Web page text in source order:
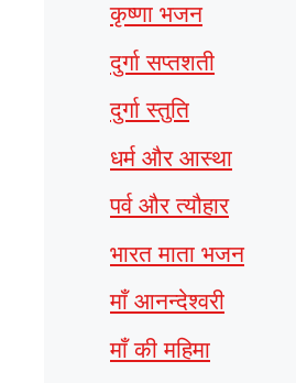
कृष्णा भजन
दुर्गा सप्तशती
दुर्गा स्तुति
धर्म और आस्था
पर्व और त्यौहार
भारत माता भजन
माँ आनन्देश्वरी
माँ की महिमा